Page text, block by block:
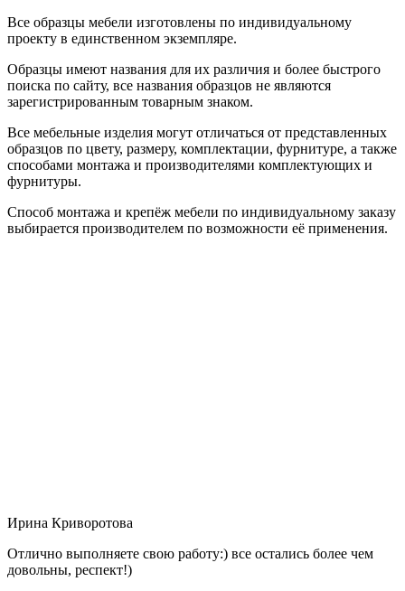
Все образцы мебели изготовлены по индивидуальному
проекту в единственном экземпляре.
Образцы имеют названия для их различия и более быстрого
поиска по сайту, все названия образцов не являются
зарегистрированным товарным знаком.
Все мебельные изделия могут отличаться от представленных
образцов по цвету, размеру, комплектации, фурнитуре, а также
способами монтажа и производителями комплектующих и
фурнитуры.
Способ монтажа и крепёж мебели по индивидуальному заказу
выбирается производителем по возможности её применения.
Ирина Криворотова
Отлично выполняете свою работу:) все остались более чем
довольны, респект!)